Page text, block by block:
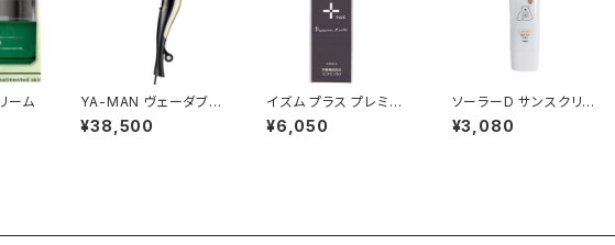
ーム
YA-MAN ヴェーダブラ
イト PLUS BS for Sal
on ヘアドライヤー（125
¥38,500
イズム プラス プレミア
ムテイスト 1000ml
¥6,050
ソーラーD サンスクリー
ン 40ml
¥3,080